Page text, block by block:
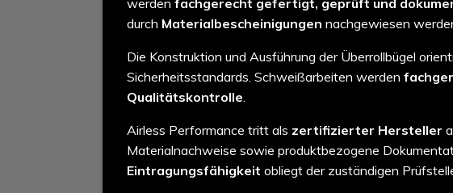
werden fachgerecht gefertigt, geprüft und
durch Materialbescheinigungen nachgewiesen
Die Konstruktion und Ausführung der Überrollbügel
Sicherheitsstandards. Schweißarbeiten werden
Qualitätskontrolle.
Airless Performance tritt als zertifizierter Hersteller
Materialnachweise sowie produktbezogene
Eintragungsfähigkeit obliegt der zuständigen